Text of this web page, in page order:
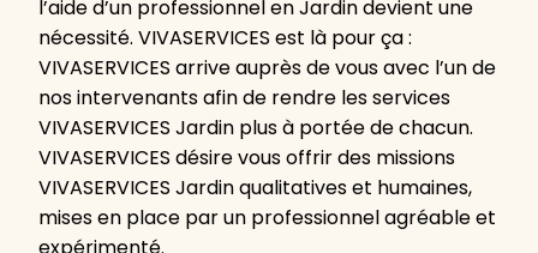
l’aide d’un professionnel en Jardin devient une
nécessité. VIVASERVICES est là pour ça :
VIVASERVICES arrive auprès de vous avec l’un de
nos intervenants afin de rendre les services
VIVASERVICES Jardin plus à portée de chacun.
VIVASERVICES désire vous offrir des missions
VIVASERVICES Jardin qualitatives et humaines,
mises en place par un professionnel agréable et